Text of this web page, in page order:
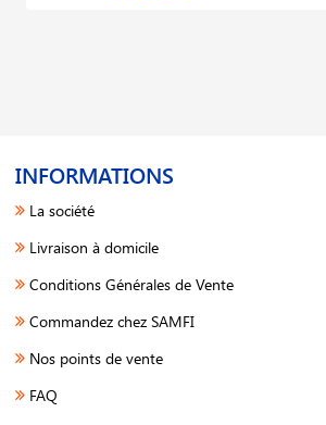
INFORMATIONS
La société
Livraison à domicile
Conditions Générales de Vente
Commandez chez SAMFI
Nos points de vente
FAQ